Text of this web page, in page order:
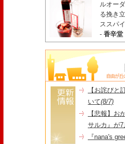
ルオー
る挽き
ススパ
- 香辛堂
【お詫びと
いて(8/7)
【悲報】お
サルカ』が
『nana's